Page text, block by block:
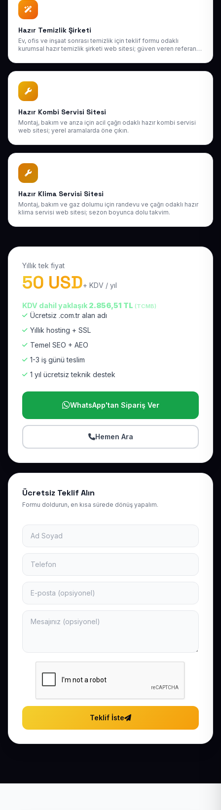
Hazır Temizlik Şirketi
Ev, ofis ve inşaat sonrası temizlik için teklif formu odaklı
kurumsal hazır temizlik şirketi web sitesi; güven veren referans
Hazır Kombi Servisi Sitesi
Montaj, bakım ve arıza için acil çağrı odaklı hazır kombi servisi
web sitesi; yerel aramalarda öne çıkın.
Hazır Klima Servisi Sitesi
Montaj, bakım ve gaz dolumu için randevu ve çağrı odaklı hazır
klima servisi web sitesi; sezon boyunca dolu takvim.
Yıllık tek fiyat
50 USD+ KDV / yıl
KDV dahil yaklaşık 2.856,51 TL (TCMB)
Ücretsiz .com.tr alan adı
Yıllık hosting + SSL
Temel SEO + AEO
1-3 iş günü teslim
1 yıl ücretsiz teknik destek
WhatsApp'tan Sipariş Ver
Hemen Ara
Ücretsiz Teklif Alın
Formu doldurun, en kısa sürede dönüş yapalım.
Teklif İste